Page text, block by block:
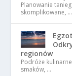
Planowanie
skomplikowane, …
regionów
Podróże
smaków, …